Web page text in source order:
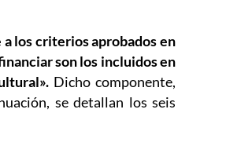
a los criterios aprobados en
son los incluidos en
Dicho componente,
se detallan los seis